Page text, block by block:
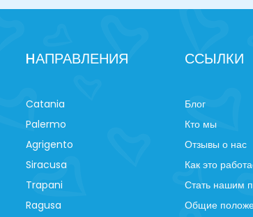
HАПРАВЛЕНИЯ
Catania
Palermo
Agrigento
Siracusa
Trapani
Ragusa
ССЫЛКИ
Блог
Кто мы
Отзывы о нас
Как это
Стать нашим
Общие